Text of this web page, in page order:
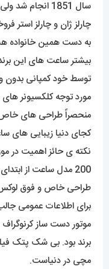
چارلز ژان و چارلز استر
به دست همین خانواده
بیشتر ساعت های این
توسط خود کمپانی بدون
مورد توجه کلکسیونر
منحصراً طراحی های خاص
کجای دنیا زیبایی های
نکته ی حائز اهمیت در
200 مدل ساعت از
طراحی خاص و فوق
برای اطلاعات عمومی
موتور دست ساز
برند بود. بی شک پتک
مچی در دنیاست.